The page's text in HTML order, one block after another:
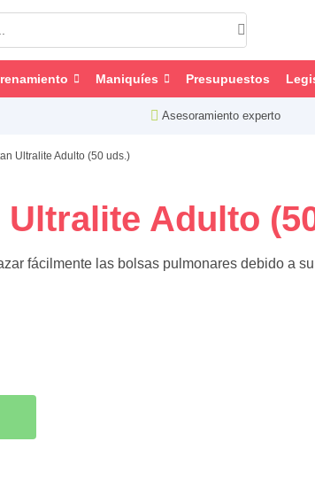
Maniquíes Presupuestos
Asesoramiento experto
Ultralite Adulto (50 uds.)
Adulto
fácilmente las bolsas pulmonares debido a